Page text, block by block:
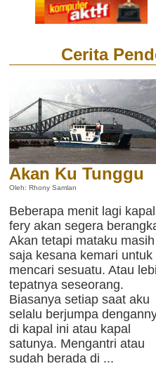
Cerita
Akan Ku Tunggu
Oleh: Rhony Samlan
Beberapa menit lagi kapal
fery akan segera
Akan tetapi mataku masih
saja kesana kemari untuk
mencari sesuatu. Atau
tepatnya seseorang.
Biasanya setiap saat aku
selalu berjumpa
di kapal ini atau kapal
satunya. Mengantri atau
sudah berada di ...